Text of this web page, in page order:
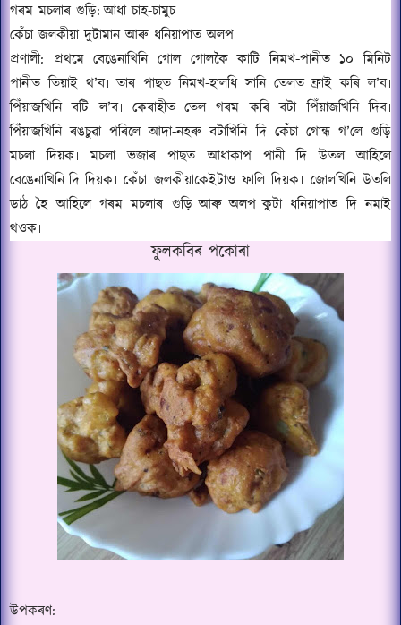
গৰম মচলাৰ গুড়ি‍: আধা চাহ-চামুচ
কেঁচা জলকীয়া দুটামান আৰু ধনি‍য়াপাত অলপ
প্ৰণালী: প্ৰথমে বেঙেনাখিনি গোল গোলকৈ কাটি নিমখ-পানীত ১০ মিনিট
পানীত তিয়াই থ’ব৷ তাৰ পাছত নিমখ-হালধি সানি তেলত ফ্ৰাই কৰি ল’ব৷
পিঁয়াজখিনি বটি ল’ব৷ কেৰাহীত তেল গৰম কৰি বটা পিঁয়াজখিনি দিব৷
পিঁয়াজখিনি ৰঙচুৱা পৰিলে আদা-নহৰু বটাখিনি দি কেঁচা গোন্ধ গ’লে গুড়ি‍
মচলা দিয়ক৷ মচলা ভজাৰ পাছত আধাকাপ পানী দি উতল আহিলে
বেঙেনাখিনি দি দিয়ক৷ কেঁচা জলকীয়াকেইটাও ফালি দিয়ক৷ জোলখিনি উতলি
ডাঠ হৈ আহিলে গৰম মচলাৰ গুড়ি‍ আৰু অলপ কুটা ধনি‍য়াপাত দি নমাই
থওক৷
ফুলকবিৰ পকোৰা
উপকৰণ: